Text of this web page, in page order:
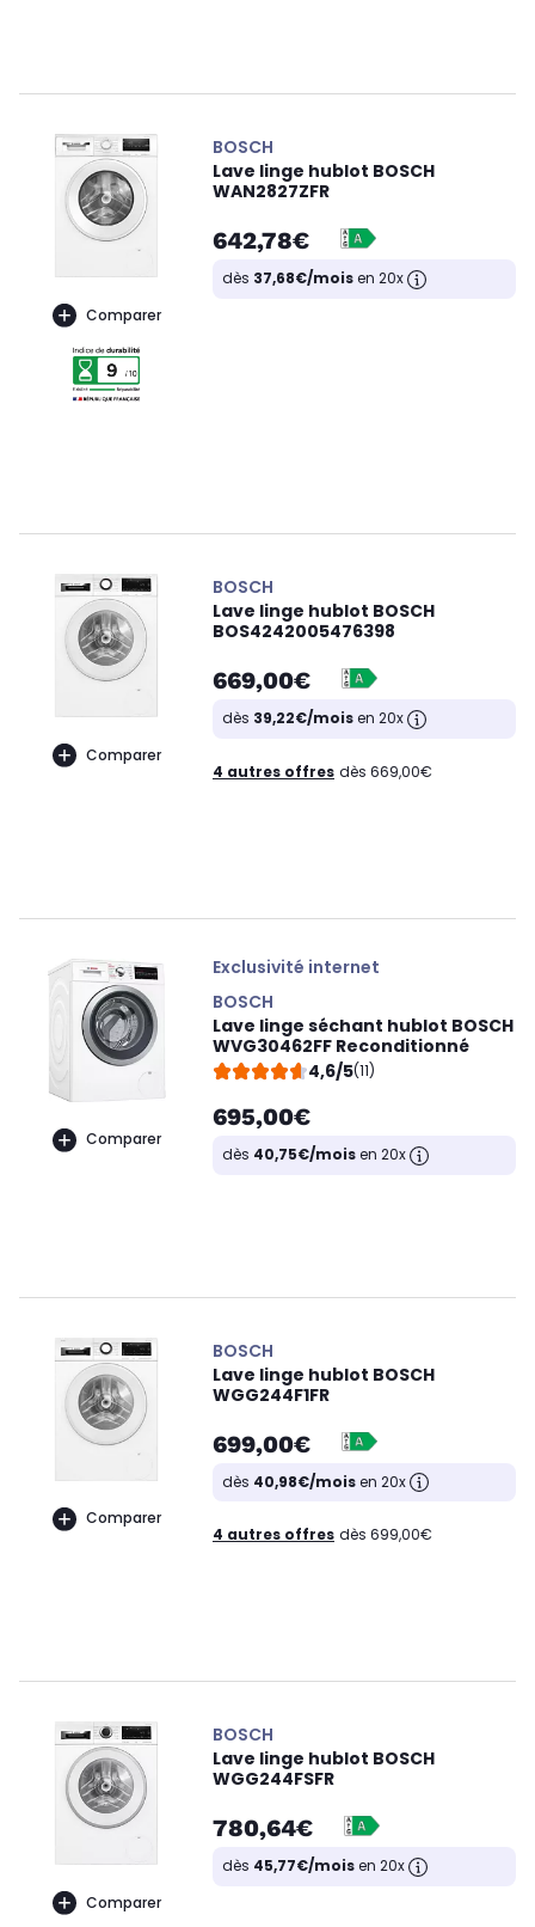
Comparer
BOSCH
Lave linge hublot BOSCH
WAN2827ZFR
642,78€
dès 37,68€/moisen 20x
Comparer
BOSCH
Lave linge hublot BOSCH
BOS4242005476398
669,00€
dès 39,22€/moisen 20x
4 autres offres dès 669,00€
Comparer
Exclusivité internet
BOSCH
Lave linge séchant hublot BOSCH
WVG30462FF Reconditionné
4,6/5(11)
695,00€
dès 40,75€/moisen 20x
Comparer
BOSCH
Lave linge hublot BOSCH
WGG244F1FR
699,00€
dès 40,98€/moisen 20x
4 autres offres dès 699,00€
Comparer
BOSCH
Lave linge hublot BOSCH
WGG244FSFR
780,64€
dès 45,77€/moisen 20x